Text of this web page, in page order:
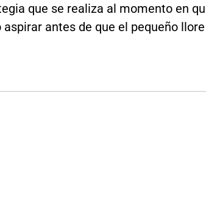
que se realiza al momento en
aspirar antes de que el pequeño